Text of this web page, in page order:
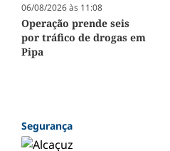
06/08/2026 às 11:08
Operação prende seis
por tráfico de drogas em
Pipa
Segurança